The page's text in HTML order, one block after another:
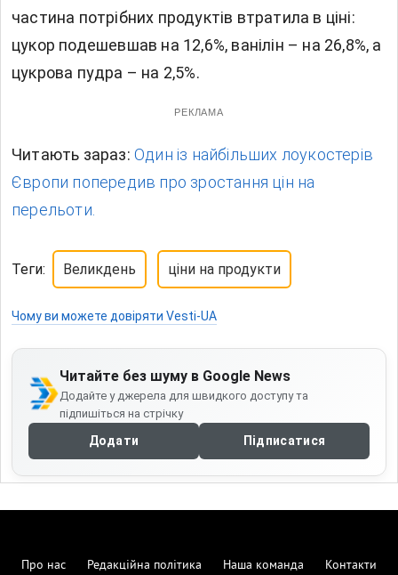
частина потрібних продуктів втратила в ціні:
цукор подешевшав на 12,6%, ванілін – на 26,8%, а
цукрова пудра – на 2,5%.
РЕКЛАМА
Читають зараз: Один із найбільших лоукостерів
Європи попередив про зростання цін на
перельоти.
Теги: Великдень ціни на продукти
Чому ви можете довіряти Vesti-UA
Читайте без шуму в Google News
Додайте у джерела для швидкого доступу та
підпишіться на стрічку
Додати Підписатися
Про нас Редакційна політика Наша команда
Контакти